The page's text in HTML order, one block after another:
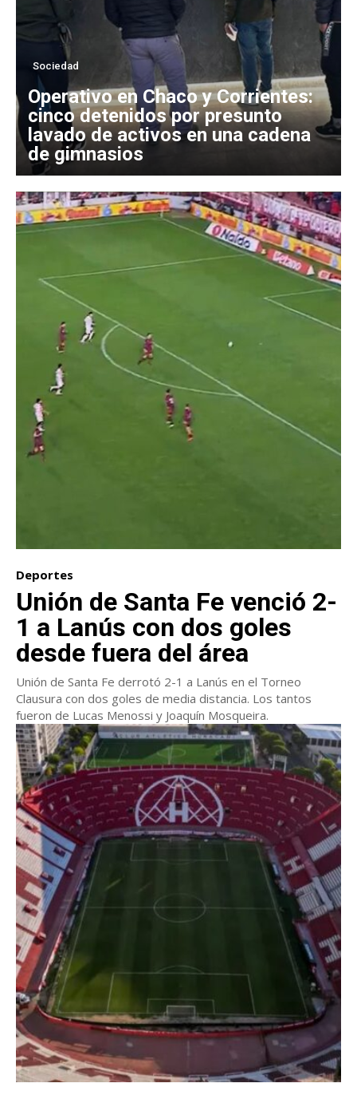
Sociedad
Operativo en Chaco y Corrientes:
cinco detenidos por presunto
lavado de activos en una cadena
de gimnasios
Deportes
Unión de Santa Fe venció 2-
1 a Lanús con dos goles
desde fuera del área
Unión de Santa Fe derrotó 2-1 a Lanús en el Torneo
Clausura con dos goles de media distancia. Los tantos
fueron de Lucas Menossi y Joaquín Mosqueira.